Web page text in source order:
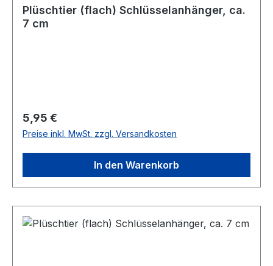
Plüschtier (flach) Schlüsselanhänger, ca.
7 cm
Regulärer Preis:
5,95 €
Preise inkl. MwSt. zzgl. Versandkosten
In den Warenkorb